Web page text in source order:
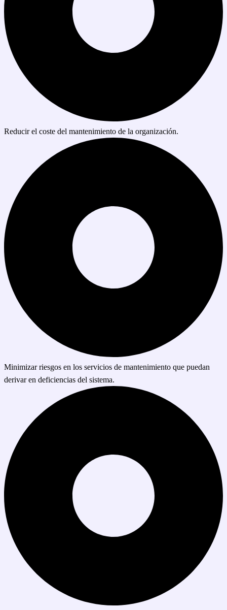
Reducir el coste del mantenimiento de la organización.
Minimizar riesgos en los servicios de mantenimiento que puedan
derivar en deficiencias del sistema.